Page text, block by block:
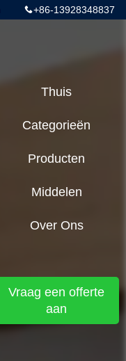
+86-13928348837
Thuis
Categorieën
Producten
Middelen
Over Ons
Vraag een offerte
aan